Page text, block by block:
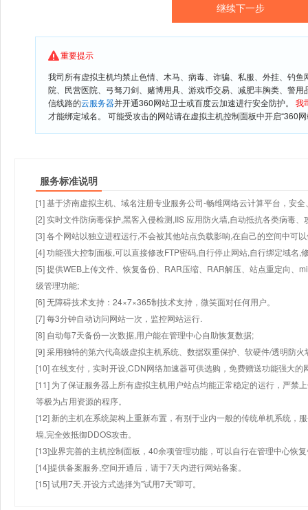
重要提示
我司所有虚拟主机均禁止色情、木马、病毒、诈骗、私服、外挂、钓
院、民营医院、弓驽刀剑、赌博用具、游戏币交易、减肥丰胸类、警
信线路的云服务器并开通360网站卫士或百度云加速进行安全防护。 我
才能绑定域名。 可能受攻击的网站请在虚拟主机控制面板中开启“360
服务标准说明
[1] 基于济南虚拟主机、域名注册专业服务公司-畅维网络云计算平台，安全
[2] 实时文件防病毒保护,黑客入侵检测,IIS 应用防火墙,自动抵抗各类病毒、
[3] 各个网站以独立进程运行,不会被其他站点负载影响,在自己的空间中可
[4] 功能强大控制面板,可以直接修改FTP密码,自行停止网站,自行绑定域名,
[5] 提供WEB上传文件、恢复备份、RAR压缩、RAR解压、站点重定向、
级管理功能;
[6] 无障碍技术支持：24×7×365制技术支持，微笑面对任何用户。
[7] 每3分钟自动访问网站一次，监控网站运行.
[8] 自动每7天备份一次数据,用户能在管理中心自助恢复数据;
[9] 采用独特的第六代高级虚拟主机系统、数据双重保护、软硬件/透明防火
[10] 在线支付，实时开设,CDN网络加速器可供选购，免费赠送功能强大
[11] 为了保证服务器上所有虚拟主机用户站点均能正常稳定的运行，严禁
等极为占用资源的程序。
[12] 新的主机在系统架构上重新布置，有别于业内一般的传统单机系统，
墙,完全效抵御DDOS攻击。
[13]业界完善的主机控制面板，40余项管理功能，可以自行在管理中心恢
[14]提供备案服务,空间开通后，请于7天内进行网站备案。
[15] 试用7天.开设方式选择为"试用7天"即可。